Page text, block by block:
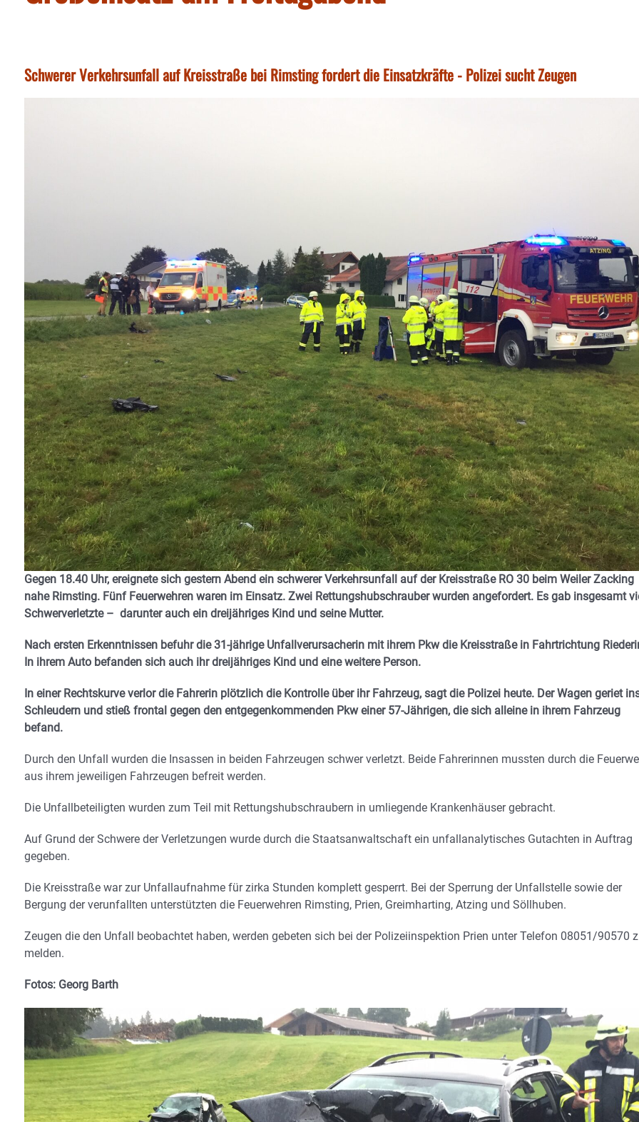
Schwerer Verkehrsunfall auf Kreisstraße bei Rimsting fordert die Einsatzkräfte - Polizei sucht Zeugen
Gegen 18.40 Uhr, ereignete sich gestern Abend ein schwerer Verkehrsunfall auf der Kreisstraße RO 30 beim Weiler Zacking
nahe Rimsting. Fünf Feuerwehren waren im Einsatz. Zwei Rettungshubschrauber wurden angefordert. Es gab insgesamt
Schwerverletzte – darunter auch ein dreijähriges Kind und seine Mutter.
Nach ersten Erkenntnissen befuhr die 31-jährige Unfallverursacherin mit ihrem Pkw die Kreisstraße in Fahrtrichtung
In ihrem Auto befanden sich auch ihr dreijähriges Kind und eine weitere Person.
In einer Rechtskurve verlor die Fahrerin plötzlich die Kontrolle über ihr Fahrzeug, sagt die Polizei heute. Der Wagen geriet
Schleudern und stieß frontal gegen den entgegenkommenden Pkw einer 57-Jährigen, die sich alleine in ihrem Fahrzeug
befand.
Durch den Unfall wurden die Insassen in beiden Fahrzeugen schwer verletzt. Beide Fahrerinnen mussten durch die
aus ihrem jeweiligen Fahrzeugen befreit werden.
Die Unfallbeteiligten wurden zum Teil mit Rettungshubschraubern in umliegende Krankenhäuser gebracht.
Auf Grund der Schwere der Verletzungen wurde durch die Staatsanwaltschaft ein unfallanalytisches Gutachten in Auftrag
gegeben.
Die Kreisstraße war zur Unfallaufnahme für zirka Stunden komplett gesperrt. Bei der Sperrung der Unfallstelle sowie der
Bergung der verunfallten unterstützten die Feuerwehren Rimsting, Prien, Greimharting, Atzing und Söllhuben.
Zeugen die den Unfall beobachtet haben, werden gebeten sich bei der Polizeiinspektion Prien unter Telefon 08051/90570
melden.
Fotos: Georg Barth